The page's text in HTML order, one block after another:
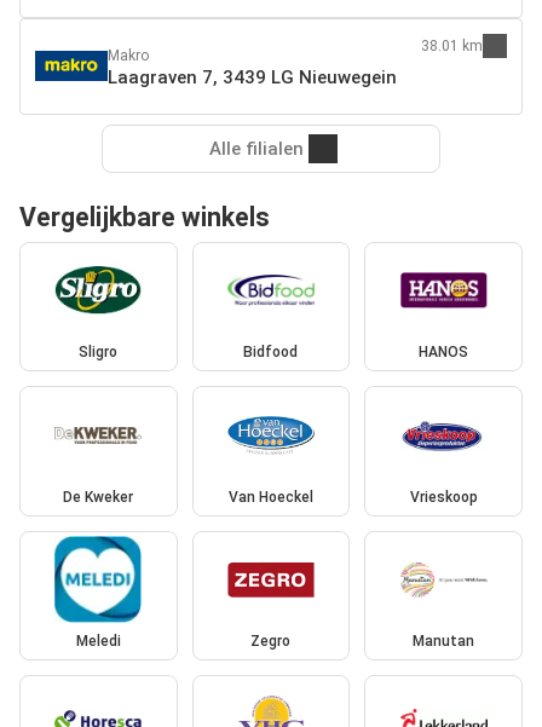
Makro
Laagraven 7, 3439 LG Nieuwegein
38.01 km
Alle filialen
Vergelijkbare winkels
Sligro Bidfood HANOS
De Kweker Van Hoeckel Vrieskoop
Meledi Zegro Manutan